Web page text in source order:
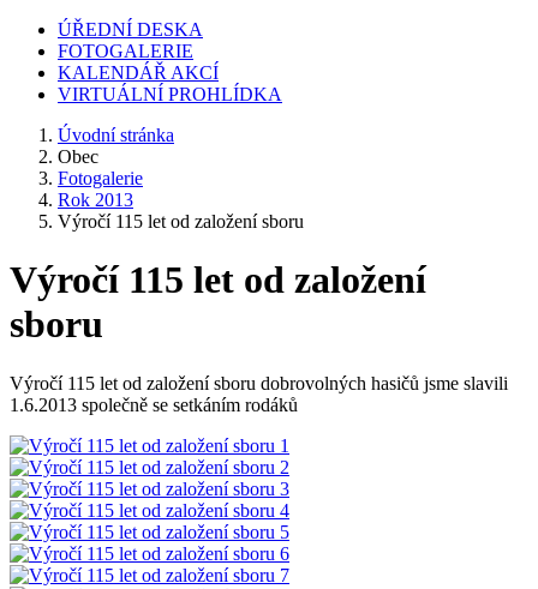
ÚŘEDNÍ DESKA
FOTOGALERIE
KALENDÁŘ AKCÍ
VIRTUÁLNÍ PROHLÍDKA
Úvodní stránka
Obec
Fotogalerie
Rok 2013
Výročí 115 let od založení sboru
Výročí 115 let od založení
sboru
Výročí 115 let od založení sboru dobrovolných hasičů jsme slavili
1.6.2013 společně se setkáním rodáků